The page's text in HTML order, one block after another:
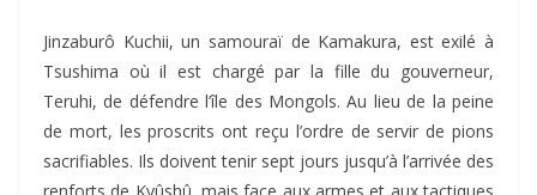
Jinzaburô Kuchii, un samouraï de Kamakura, est exilé à
Tsushima où il est chargé par la fille du gouverneur,
Teruhi, de défendre l’île des Mongols. Au lieu de la peine
de mort, les proscrits ont reçu l’ordre de servir de pions
sacrifiables. Ils doivent tenir sept jours jusqu’à l’arrivée des